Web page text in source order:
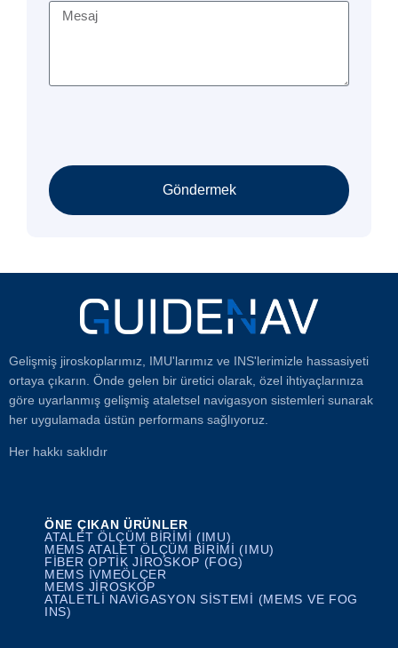
Göndermek
Gelişmiş jiroskoplarımız, IMU'larımız ve INS'lerimizle hassasiyeti
ortaya çıkarın. Önde gelen bir üretici olarak, özel ihtiyaçlarınıza
göre uyarlanmış gelişmiş ataletsel navigasyon sistemleri sunarak
her uygulamada üstün performans sağlıyoruz.
Her hakkı saklıdır
ÖNE ÇIKAN ÜRÜNLER
ATALET ÖLÇÜM BIRIMI (IMU)
MEMS ATALET ÖLÇÜM BIRIMI (IMU)
FIBER OPTIK JIROSKOP (FOG)
MEMS İVMEÖLÇER
MEMS JIROSKOP
ATALETLI NAVIGASYON SISTEMI (MEMS VE FOG
INS)